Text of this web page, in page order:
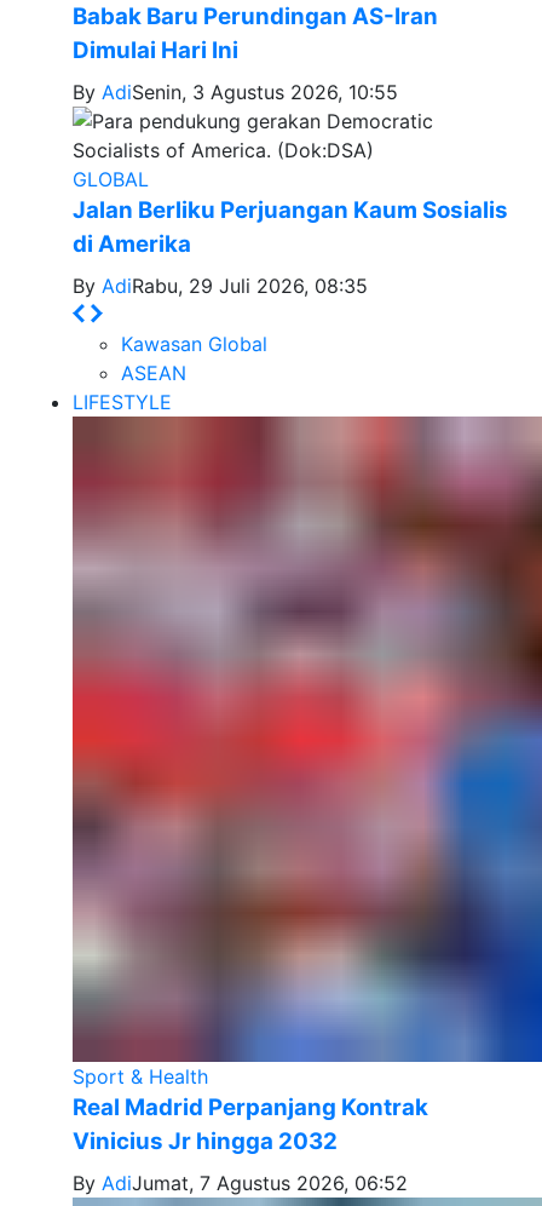
Babak Baru Perundingan AS-Iran
Dimulai Hari Ini
By AdiSenin, 3 Agustus 2026, 10:55
GLOBAL
Jalan Berliku Perjuangan Kaum Sosialis
di Amerika
By AdiRabu, 29 Juli 2026, 08:35
Kawasan Global
ASEAN
LIFESTYLE
Sport & Health
Real Madrid Perpanjang Kontrak
Vinicius Jr hingga 2032
By AdiJumat, 7 Agustus 2026, 06:52